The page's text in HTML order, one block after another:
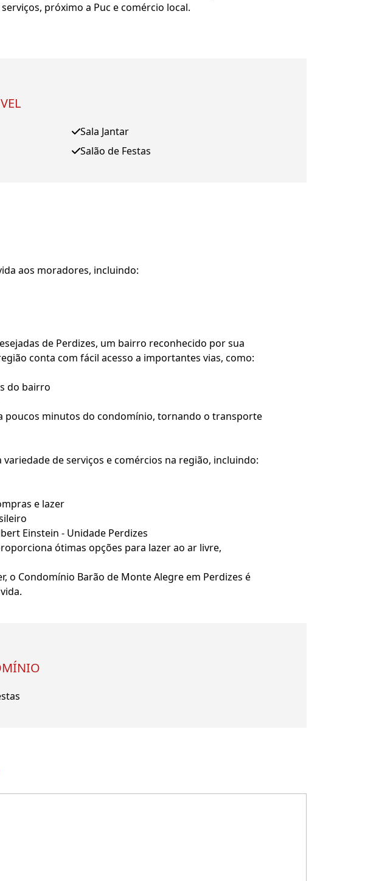
próximo a Puc e comércio local.
Sala Jantar
Salão de Festas
aos moradores, incluindo:
de Perdizes, um bairro reconhecido por sua
conta com fácil acesso a importantes vias, como:
do bairro
poucos minutos do condomínio, tornando o transporte
de serviços e comércios na região, incluindo:
e lazer
Einstein - Unidade Perdizes
ótimas opções para lazer ao ar livre,
o Condomínio Barão de Monte Alegre em Perdizes é